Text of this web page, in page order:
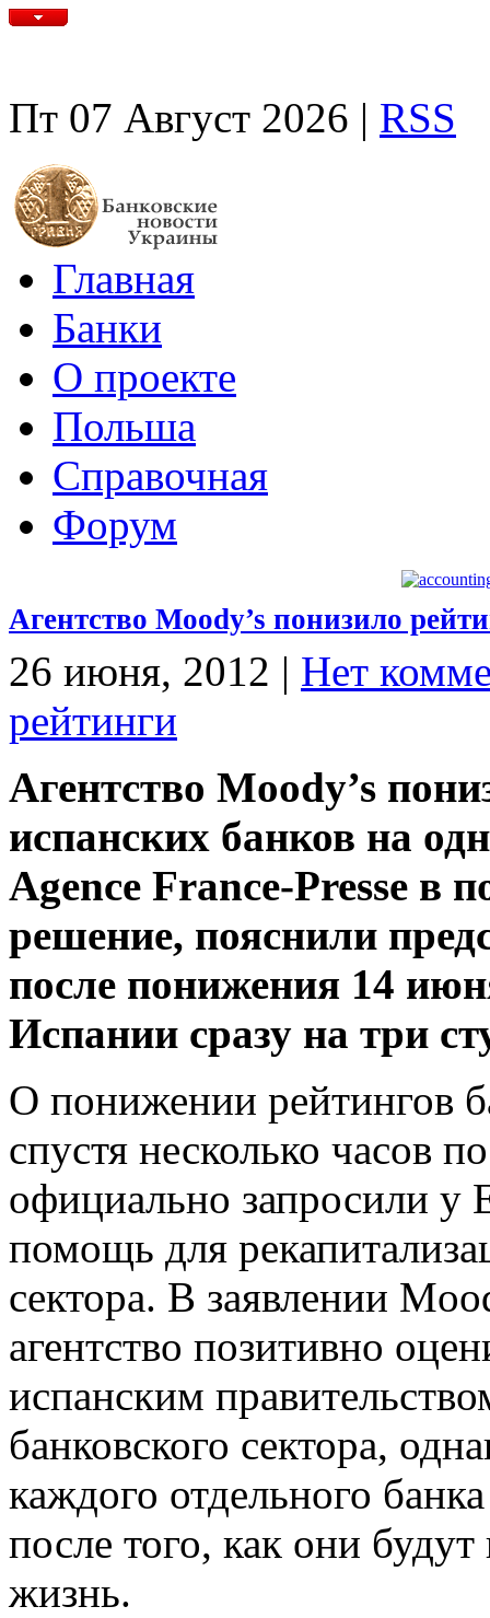
Пт 07 Август 2026 | RSS
Главная
Банки
О проекте
Польша
Справочная
Форум
Агентство Moody’s понизило
26 июня, 2012 | Нет
рейтинги
Агентство Moody’s
испанских банков на
Agence France-Presse в
решение, пояснили
после понижения 14
Испании сразу на три
О понижении рейтингов
спустя несколько часов
официально запросили у
помощь для
сектора. В заявлении
агентство позитивно
испанским
банковского сектора,
каждого отдельного
после того, как они
жизнь.